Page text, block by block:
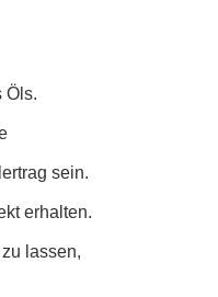
Öls.
sein.
erhalten.
lassen,